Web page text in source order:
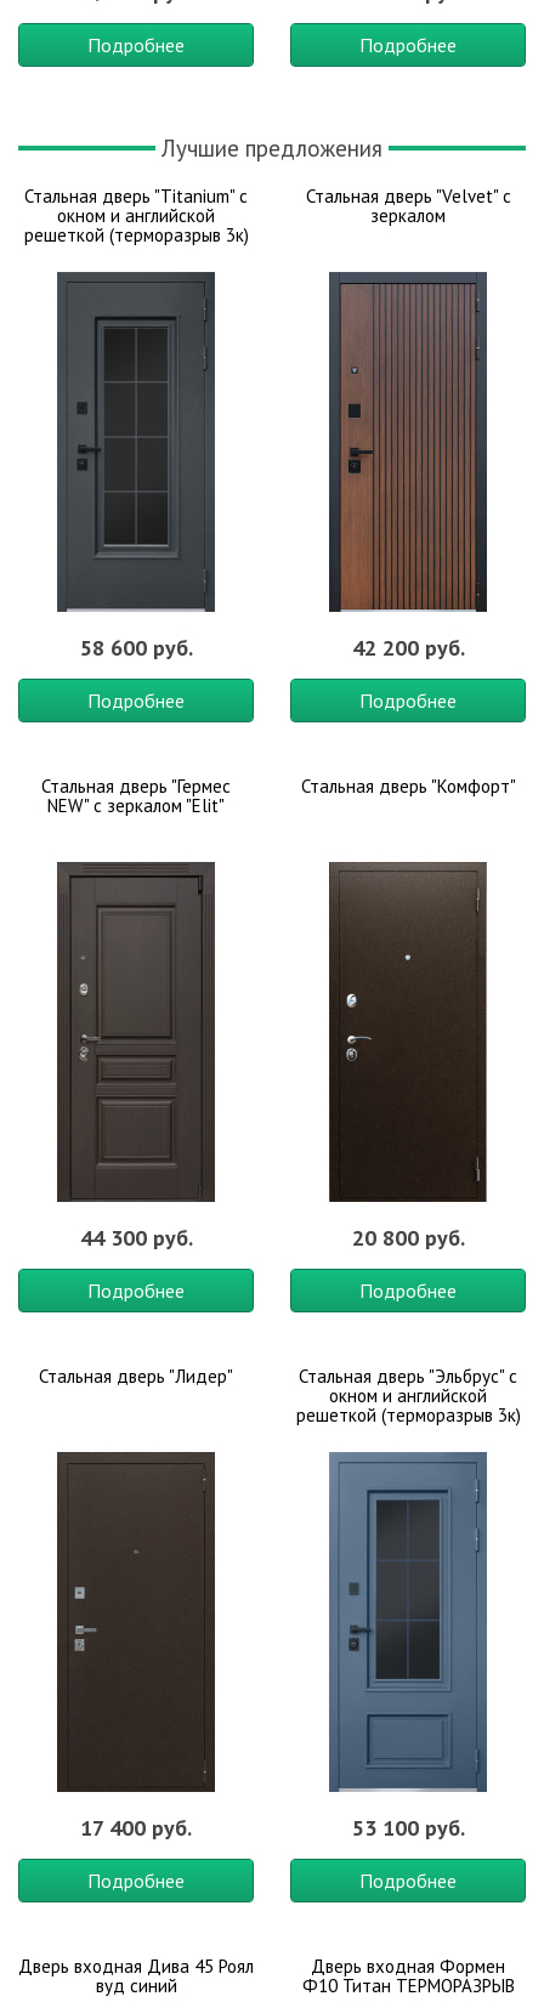
Подробнее Подробнее
Лучшие предложения
Стальная дверь "Titanium" с
окном и английской
решеткой (терморазрыв 3к)
58 600 руб.
Подробнее
Стальная дверь "Velvet" с
зеркалом
42 200 руб.
Подробнее
Стальная дверь "Гермес
NEW" с зеркалом "Elit"
44 300 руб.
Подробнее
Стальная дверь "Комфорт"
20 800 руб.
Подробнее
Стальная дверь "Лидер"
17 400 руб.
Подробнее
Стальная дверь "Эльбрус" с
окном и английской
решеткой (терморазрыв 3к)
53 100 руб.
Подробнее
Дверь входная Дива 45 Роял
вуд синий
Дверь входная Формен
Ф10 Титан ТЕРМОРАЗРЫВ